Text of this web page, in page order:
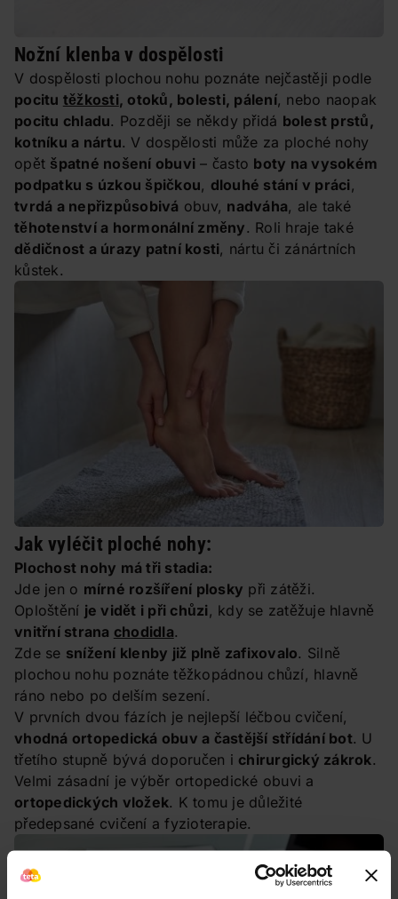
Nožní klenba v dospělosti
V dospělosti plochou nohu poznáte nejčastěji podle
pocitu těžkosti, otoků, bolesti, pálení, nebo naopak
pocitu chladu. Později se někdy přidá bolest prstů,
kotníku a nártu. V dospělosti může za ploché nohy
opět špatné nošení obuvi – často boty na vysokém
podpatku s úzkou špičkou, dlouhé stání v práci ,
tvrdá a nepřizpůsobivá obuv, nadváha, ale také
těhotenství a hormonální změny. Roli hraje také
dědičnost a úrazy patní kosti, nártu či zánártních
kůstek.
Jak vyléčit ploché nohy:
Plochost nohy má tři stadia:
Jde jen o mírné rozšíření plosky při zátěži.
Oploštění je vidět i při chůzi , kdy se zatěžuje hlavně
vnitřní strana chodidla.
Zde se snížení klenby již plně zafixovalo. Silně
plochou nohu poznáte těžkopádnou chůzí, hlavně
ráno nebo po delším sezení.
V prvních dvou fázích je nejlepší léčbou cvičení,
vhodná ortopedická obuv a častější střídání bot. U
třetího stupně bývá doporučen i chirurgický zákrok.
Velmi zásadní je výběr ortopedické obuvi a
ortopedických vložek. K tomu je důležité
předepsané cvičení a fyzioterapie.